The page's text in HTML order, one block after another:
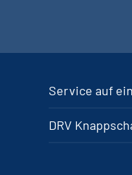
Service auf
DRV